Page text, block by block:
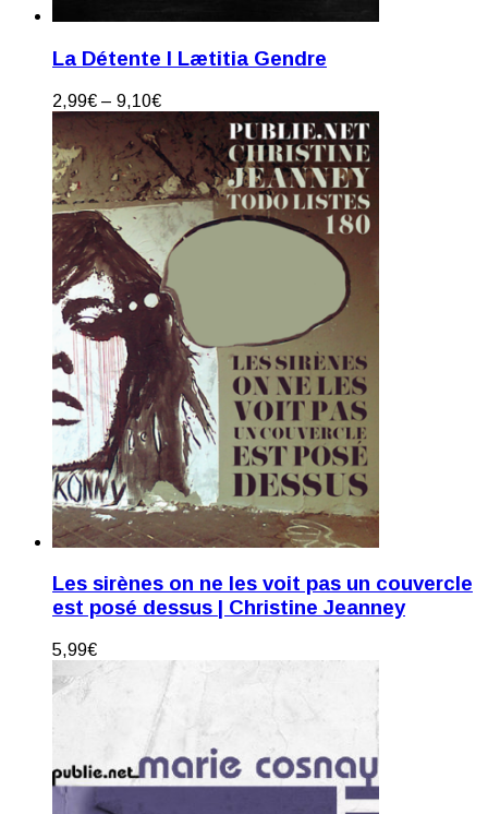
La Détente I Lætitia Gendre
2,99€ – 9,10€
Les sirènes on ne les voit pas un couvercle
est posé dessus | Christine Jeanney
5,99€